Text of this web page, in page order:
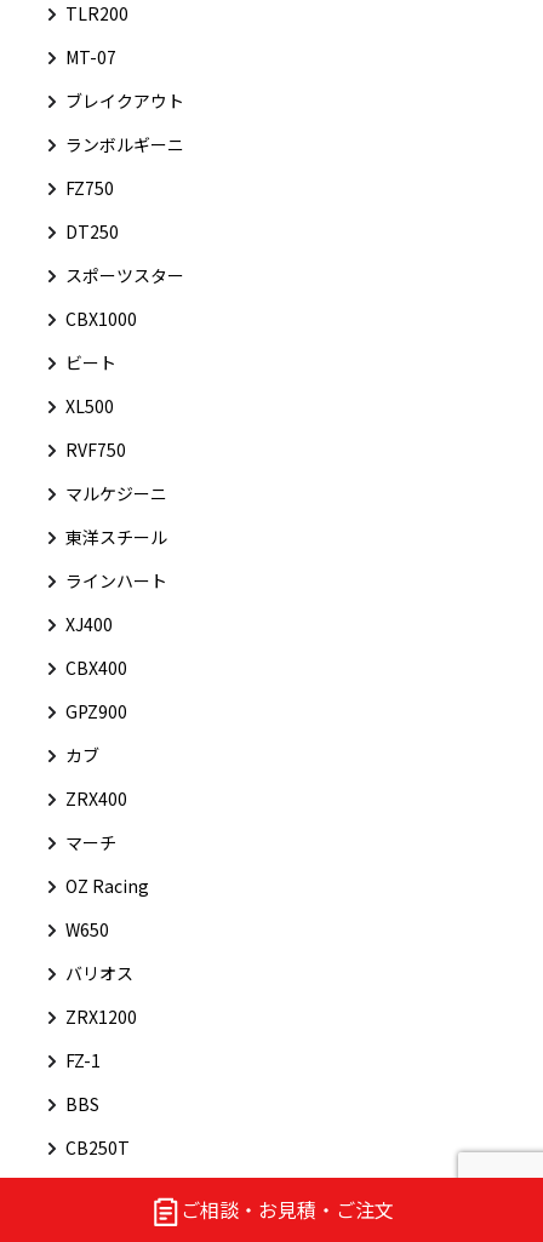
ご相談・お見積・ご注文
TLR200
MT-07
ブレイクアウト
ランボルギーニ
FZ750
DT250
スポーツスター
CBX1000
ビート
XL500
RVF750
マルケジーニ
東洋スチール
ラインハート
XJ400
CBX400
GPZ900
カブ
ZRX400
マーチ
OZ Racing
W650
バリオス
ZRX1200
FZ-1
BBS
CB250T
トアイアンフ